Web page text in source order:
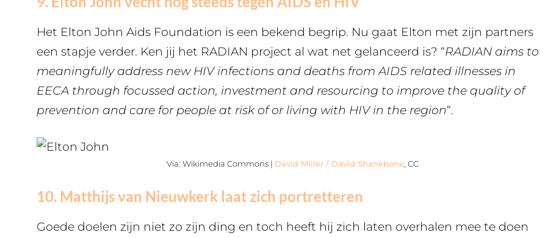
Het Elton John Aids Foundation is een bekend begrip. Nu gaat Elton met zijn partners
een stapje verder. Ken jij het RADIAN project al wat net gelanceerd is? “RADIAN aims to
meaningfully address new HIV infections and deaths from AIDS related illnesses in
EECA through focussed action, investment and resourcing to improve the quality of
prevention and care for people at risk of or living with HIV in the region“.
Via: Wikimedia Commons | David Miller / David Shankbone, CC
10. Matthijs van Nieuwkerk laat zich portretteren
Goede doelen zijn niet zo zijn ding en toch heeft hij zich laten overhalen mee te doen